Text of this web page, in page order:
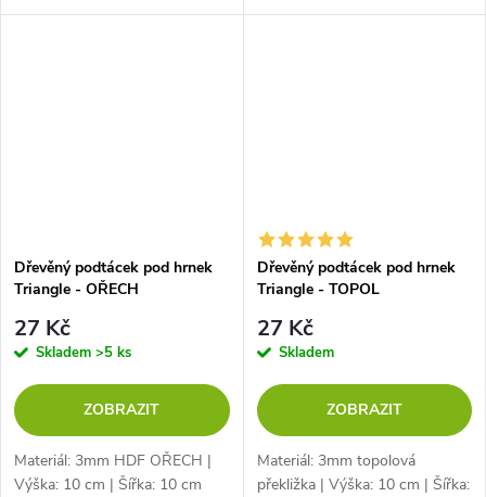
Dřevěný podtácek pod hrnek
Triangle - OŘECH
27 Kč
Skladem >5 ks
ZOBRAZIT
Materiál: 3mm HDF OŘECH |
Výška: 10 cm | Šířka: 10 cm
Dřevěný podtácek pod hrnek
Triangle - TOPOL
27 Kč
Skladem
ZOBRAZIT
Materiál: 3mm topolová
překližka | Výška: 10 cm | Šířka: